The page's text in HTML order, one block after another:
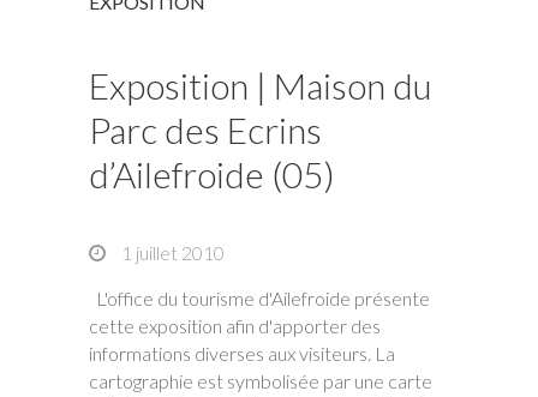
Exposition | Maison du
Parc des Ecrins
d’Ailefroide (05)
1 juillet 2010
L'office du tourisme d'Ailefroide présente
cette exposition afin d'apporter des
informations diverses aux visiteurs. La
cartographie est symbolisée par une carte